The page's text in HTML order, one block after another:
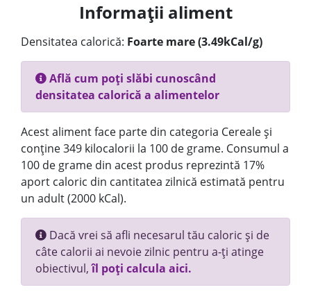
Informații aliment
Densitatea calorică: Foarte mare (3.49kCal/g)
Află cum poți slăbi cunoscând
densitatea calorică a alimentelor
Acest aliment face parte din categoria Cereale și
conține 349 kilocalorii la 100 de grame. Consumul a
100 de grame din acest produs reprezintă 17%
aport caloric din cantitatea zilnică estimată pentru
un adult (2000 kCal).
Dacă vrei să afli necesarul tău caloric și de
câte calorii ai nevoie zilnic pentru a-ți atinge
obiectivul,îl poți calcula aici.